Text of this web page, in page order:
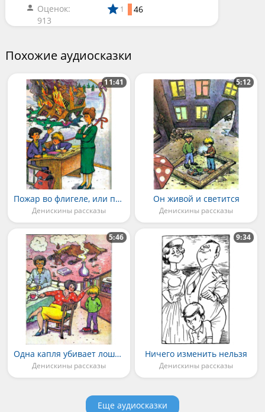
Оценок:
913
1 46
Похожие аудиосказки
Пожар во флигеле, или подвиг во льдах
Денискины рассказы
11:41
Он живой и светится
Денискины рассказы
5:12
Одна капля убивает лошадь
Денискины рассказы
5:46
Ничего изменить нельзя
Денискины рассказы
9:34
Еще аудиосказки